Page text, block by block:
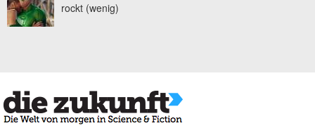
rockt (wenig)